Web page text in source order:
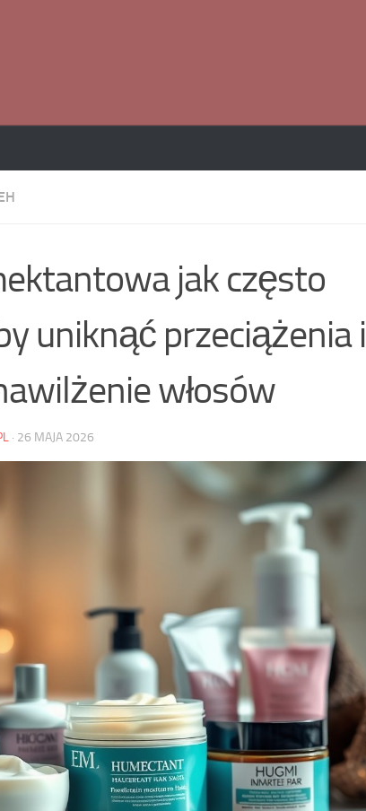
jak często
uniknąć przeciążenia i
włosów
· 26 MAJA 2026